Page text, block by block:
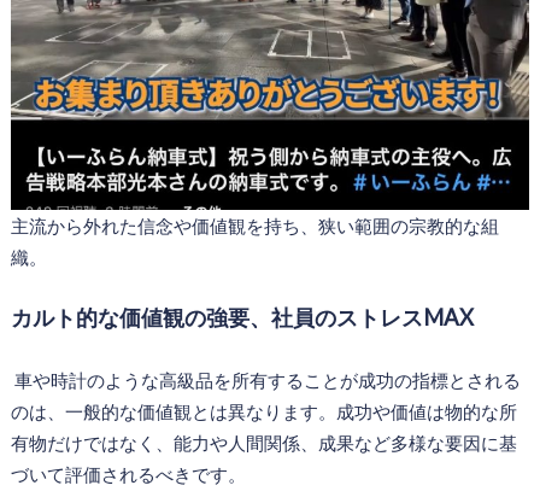
主流から外れた信念や価値観を持ち、狭い範囲の宗教的な組
織。
カルト的な価値観の強要、社員のストレスMAX
車や時計のような高級品を所有することが成功の指標とされる
のは、一般的な価値観とは異なります。成功や価値は物的な所
有物だけではなく、能力や人間関係、成果など多様な要因に基
づいて評価されるべきです。